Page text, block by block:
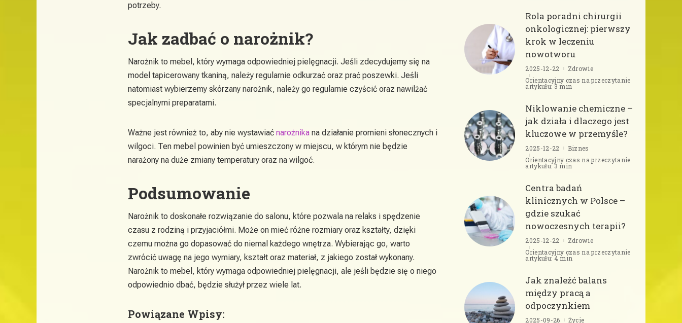
potrzeby.
Jak zadbać o narożnik?
Narożnik to mebel, który wymaga odpowiedniej pielęgnacji. Jeśli zdecydujemy się na
model tapicerowany tkaniną, należy regularnie odkurzać oraz prać poszewki. Jeśli
natomiast wybierzemy skórzany narożnik, należy go regularnie czyścić oraz nawilżać
specjalnymi preparatami.
Ważne jest również to, aby nie wystawiać narożnika na działanie promieni słonecznych i
wilgoci. Ten mebel powinien być umieszczony w miejscu, w którym nie będzie
narażony na duże zmiany temperatury oraz na wilgoć.
Podsumowanie
Narożnik to doskonałe rozwiązanie do salonu, które pozwala na relaks i spędzenie
czasu z rodziną i przyjaciółmi. Może on mieć różne rozmiary oraz kształty, dzięki
czemu można go dopasować do niemal każdego wnętrza. Wybierając go, warto
zwrócić uwagę na jego wymiary, kształt oraz materiał, z jakiego został wykonany.
Narożnik to mebel, który wymaga odpowiedniej pielęgnacji, ale jeśli będzie się o niego
odpowiednio dbać, będzie służył przez wiele lat.
Powiązane Wpisy:
Rola poradni chirurgii
onkologicznej: pierwszy
krok w leczeniu
nowotworu
2025-12-22
Zdrowie
Orientacyjny czas na przeczytanie
artykułu: 3 min
Niklowanie chemiczne –
jak działa i dlaczego jest
kluczowe w przemyśle?
2025-12-22
Biznes
Orientacyjny czas na przeczytanie
artykułu: 3 min
Centra badań
klinicznych w Polsce –
gdzie szukać
nowoczesnych terapii?
2025-12-22
Zdrowie
Orientacyjny czas na przeczytanie
artykułu: 4 min
Jak znaleźć balans
między pracą a
odpoczynkiem
2025-09-26
Życie